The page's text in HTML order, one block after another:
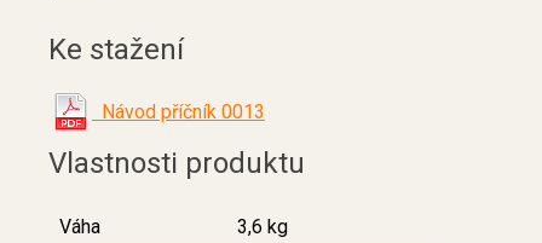
Ke stažení
Návod příčník 0013
Vlastnosti produktu
Váha
3,6 kg